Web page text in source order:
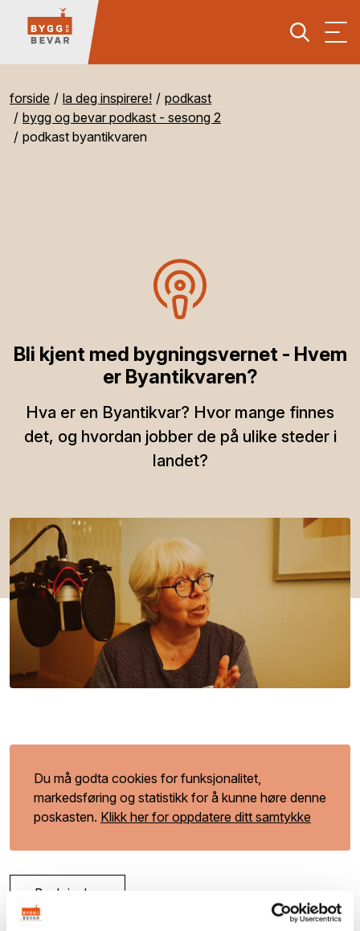
forside la deg inspirere!
podkast
bygg og bevar podkast - sesong 2
podkast byantikvaren
Bli kjent med bygningsvernet - Hvem
er Byantikvaren?
Hva er en Byantikvar? Hvor mange finnes
det, og hvordan jobber de på ulike steder i
landet?
Du må godta cookies for funksjonalitet,
markedsføring og statistikk for å kunne høre denne
poskasten. Klikk her for oppdatere ditt samtykke
Beskrivelse